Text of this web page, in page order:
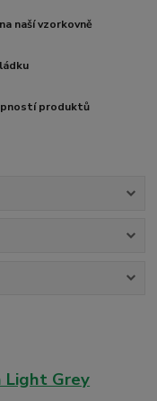
naší vzorkovně
produktů
Light Grey